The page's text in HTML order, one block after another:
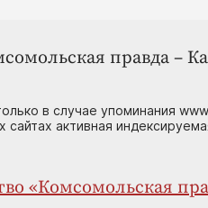
правда –
в случае упоминания
активная
«Комсомольская